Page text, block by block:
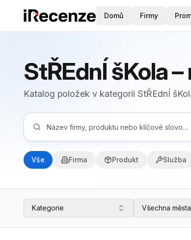
Domů Firmy
StŘEdnÍ šKola
Katalog položek v kategorii StŘEdnÍ
Vše Firma Produkt Služba
Kategorie Všechna města